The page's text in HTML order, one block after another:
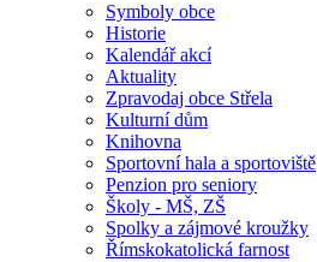
Symboly obce
Historie
Kalendář akcí
Aktuality
Zpravodaj obce Střela
Kulturní dům
Knihovna
Sportovní hala a sportoviště
Penzion pro seniory
Školy - MŠ, ZŠ
Spolky a zájmové kroužky
Římskokatolická farnost